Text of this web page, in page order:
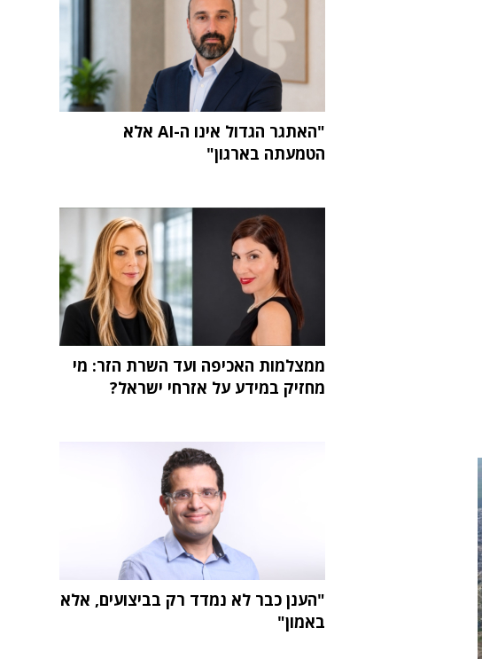
"האתגר הגדול אינו ה-AI אלא
הטמעתה בארגון"
ממצלמות האכיפה ועד השרת הזר: מי
מחזיק במידע על אזרחי ישראל?
"הענן כבר לא נמדד רק בביצועים, אלא
באמון"